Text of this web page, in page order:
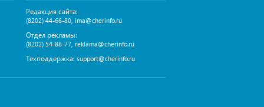
Редакция сайта:
(8202) 44-66-80, ima@cherinfo.ru
Отдел рекламы:
(8202) 54-88-77, reklama@cherinfo.ru
Техподдержка: support@cherinfo.ru